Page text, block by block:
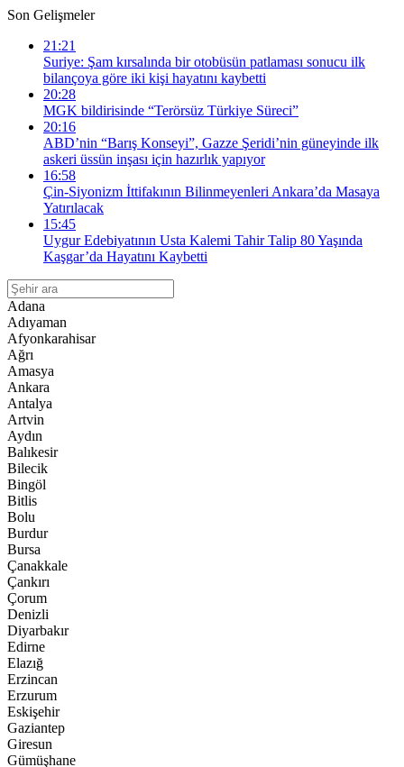
Son Gelişmeler
21:21
Suriye: Şam kırsalında bir otobüsün patlaması sonucu ilk
bilançoya göre iki kişi hayatını kaybetti
20:28
MGK bildirisinde “Terörsüz Türkiye Süreci”
20:16
ABD’nin “Barış Konseyi”, Gazze Şeridi’nin güneyinde ilk
askeri üssün inşası için hazırlık yapıyor
16:58
Çin-Siyonizm İttifakının Bilinmeyenleri Ankara’da Masaya
Yatırılacak
15:45
Uygur Edebiyatının Usta Kalemi Tahir Talip 80 Yaşında
Kaşgar’da Hayatını Kaybetti
Adana
Adıyaman
Afyonkarahisar
Ağrı
Amasya
Ankara
Antalya
Artvin
Aydın
Balıkesir
Bilecik
Bingöl
Bitlis
Bolu
Burdur
Bursa
Çanakkale
Çankırı
Çorum
Denizli
Diyarbakır
Edirne
Elazığ
Erzincan
Erzurum
Eskişehir
Gaziantep
Giresun
Gümüşhane